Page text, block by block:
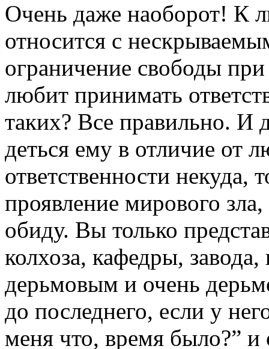
Очень даже наоборот! К
относится с
ограничение свободы
любит принимать
таких? Все правильно. И
деться ему в отличие от
ответственности некуда,
проявление мирового
обиду. Вы только
колхоза, кафедры,
дерьмовым и очень
до последнего, если у
меня что, время было?” и